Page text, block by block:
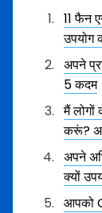
11 फैन
उपयोग
अपने
5 कदम
मैं
करूं?
अपने
क्यों
आपको